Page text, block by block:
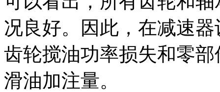
况良好。因此，在减速
齿轮搅油功率损失和零
滑油加注量。